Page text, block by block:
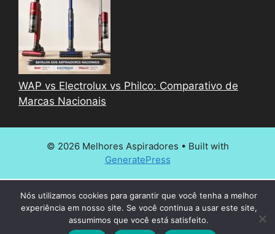
WAP vs Electrolux vs Philco: Comparativo de
Marcas Nacionais
© 2026 Melhores Aspiradores • Built with
GeneratePress
Nós utilizamos cookies para garantir que você tenha a melhor
experiência em nosso site. Se você continua a usar este site,
assumimos que você está satisfeito.